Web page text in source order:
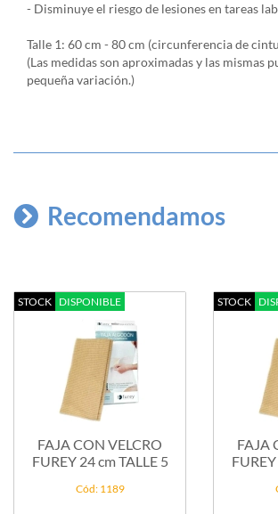
- Disminuye el riesgo de lesiones en tareas
Talle 1: 60 cm - 80 cm (circunferencia de
(Las medidas son aproximadas y las mismas
pequeña variación.)
Recomendamos
STOCK DISPONIBLE
FAJA CON VELCRO
FUREY 24 cm TALLE 5
Cód: 1189
STOCK
FAJA